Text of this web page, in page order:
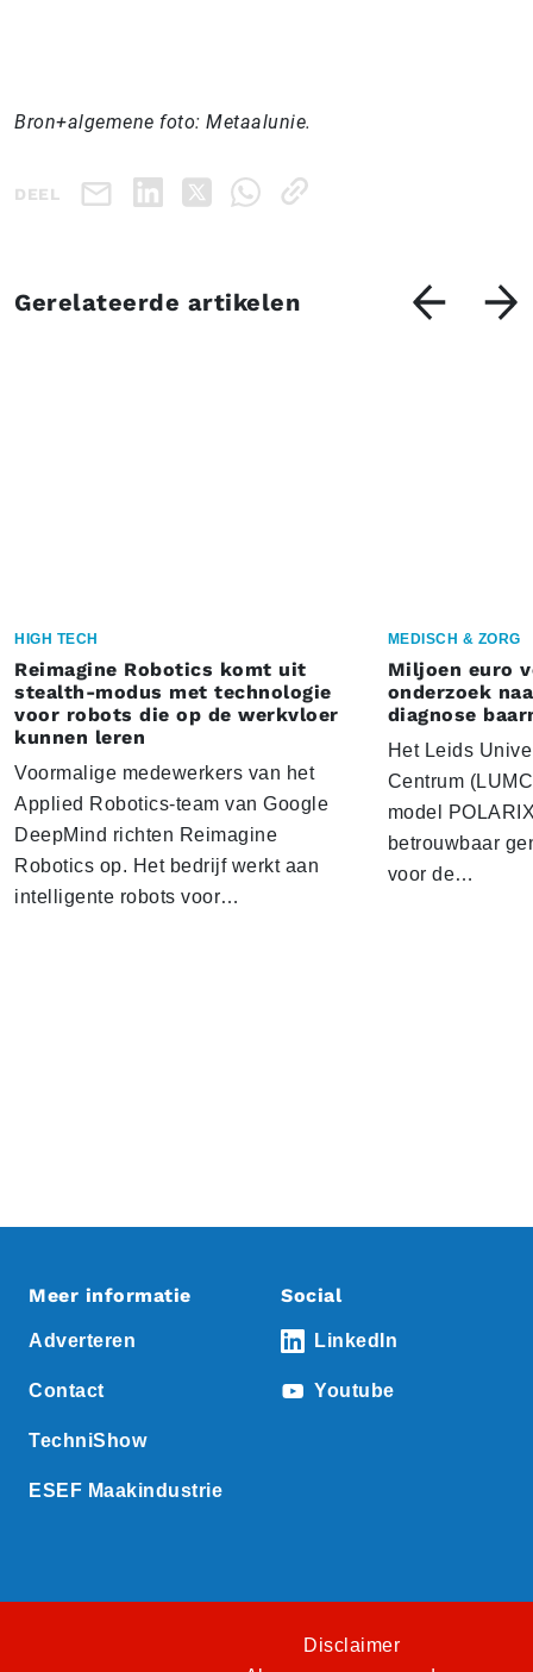
Bron+algemene foto: Metaalunie.
DEEL
Gerelateerde artikelen
HIGH TECH
Reimagine Robotics komt uit
stealth-modus met technologie
voor robots die op de werkvloer
kunnen leren
Voormalige medewerkers van het
Applied Robotics-team van Google
DeepMind richten Reimagine
Robotics op. Het bedrijf werkt aan
intelligente robots voor…
MEDISCH & ZORG
Miljoen euro
onderzoek
diagnose
Het Leids
Centrum
model
betrouwbaar
voor de…
Meer informatie
Adverteren
Contact
TechniShow
ESEF Maakindustrie
Social
LinkedIn
Youtube
Disclaimer